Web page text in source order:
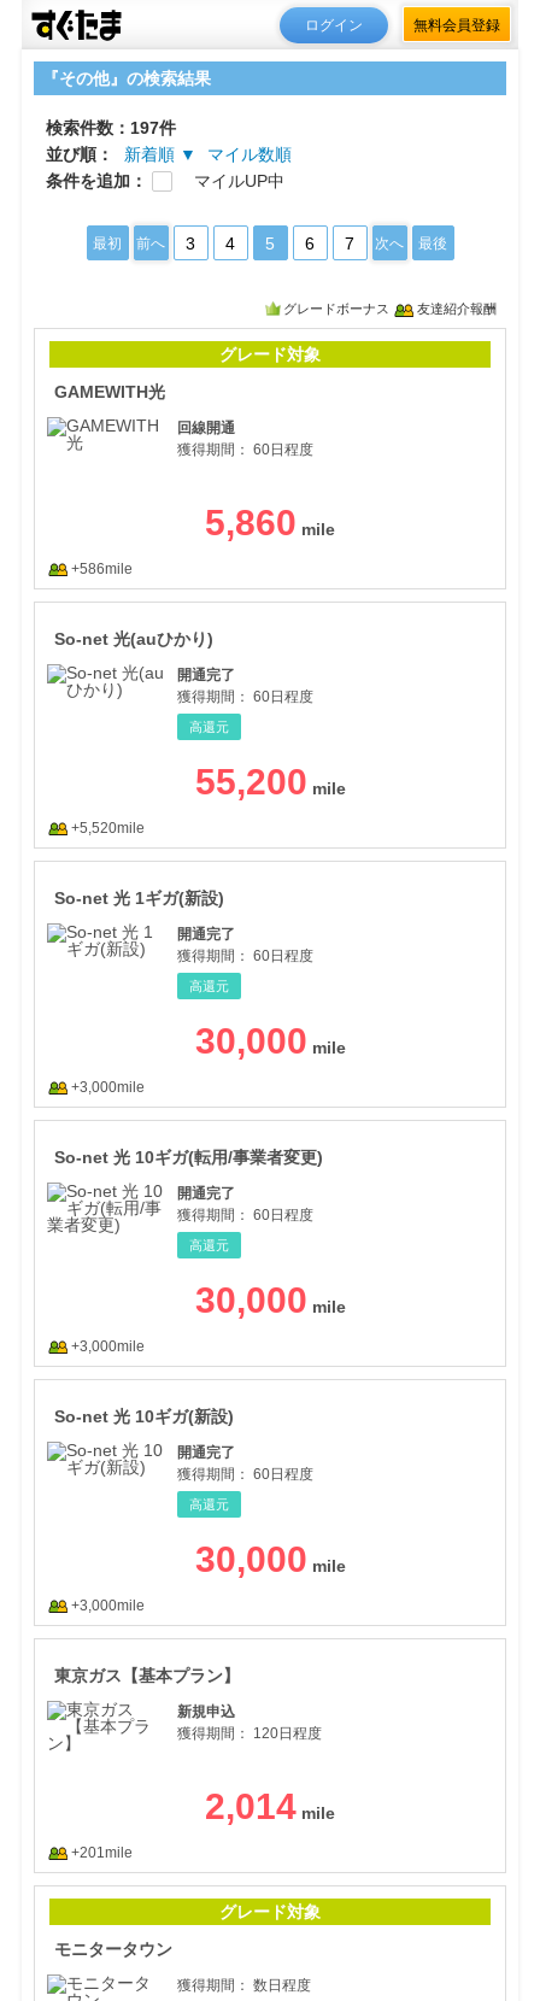
ログイン 無料会員登録
『その他』の検索結果
検索件数：197件
並び順：
新着順 ▼
マイル数順
条件を追加：
マイルUP中
最初 前へ 3 4 5 6 7 次へ 最後
グレードボーナス 友達紹介報酬
グレード対象
GAMEWITH光
回線開通
獲得期間： 60日程度
5,860
+586mile
So-net 光(auひかり)
開通完了
獲得期間： 60日程度
高還元
55,200
+5,520mile
So-net 光 1ギガ(新設)
開通完了
獲得期間： 60日程度
高還元
30,000
+3,000mile
So-net 光 10ギガ(転用/事業者変更)
開通完了
獲得期間： 60日程度
高還元
30,000
+3,000mile
So-net 光 10ギガ(新設)
開通完了
獲得期間： 60日程度
高還元
30,000
+3,000mile
東京ガス【基本プラン】
新規申込
獲得期間：
120日程度
2,014
+201mile
グレード対象
モニタータウン
獲得期間： 数日程度